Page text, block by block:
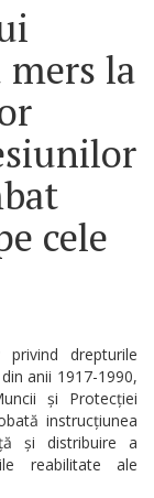
la
cele
drepturile
anii 1917-1990,
și Protecției
instrucțiunea
și distribuire a
reabilitate ale